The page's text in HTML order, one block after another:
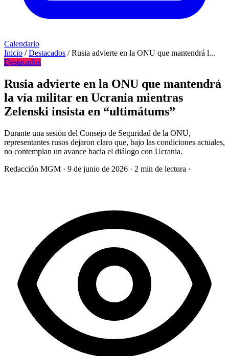
Calendario
Inicio / Destacados / Rusia advierte en la ONU que mantendrá l...
Destacados
Rusia advierte en la ONU que mantendrá
la vía militar en Ucrania mientras
Zelenski insista en “ultimátums”
Durante una sesión del Consejo de Seguridad de la ONU,
representantes rusos dejaron claro que, bajo las condiciones actuales,
no contemplan un avance hacia el diálogo con Ucrania.
Redacción MGM · 9 de junio de 2026 · 2 min de lectura ·